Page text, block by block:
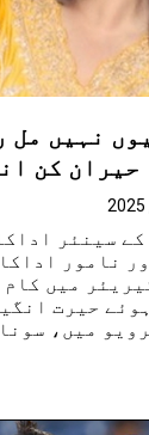
نہیں مل
کن
سینئر
نامور
میں کام
حیرت
میں،